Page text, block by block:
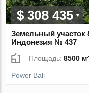
$ 308 435
Земельный участок
Индонезия № 437
Площадь:8500 м²
Power Bali